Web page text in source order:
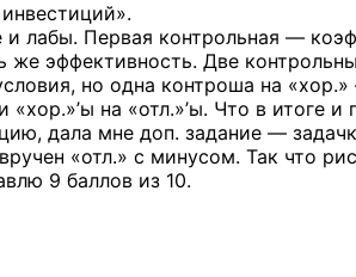
лабы. Первая контрольная —
эффективность. Две
но одна контроша на
на «отл.»’ы. Что в итоге и
дала мне доп. задание —
«отл.» с минусом. Так что
9 баллов из 10.